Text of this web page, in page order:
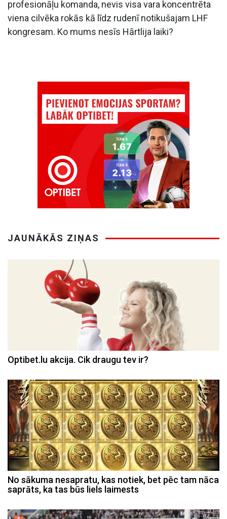
profesionāļu komanda, nevis visa vara koncentrēta
viena cilvēka rokās kā līdz rudenī notikušajam LHF
kongresam. Ko mums nesīs Hārtlija laiki?
JAUNĀKĀS ZIŅAS
Optibet.lu akcija. Cik draugu tev ir?
No sākuma nesapratu, kas notiek, bet pēc tam nāca
saprāts, ka tas būs liels laimests